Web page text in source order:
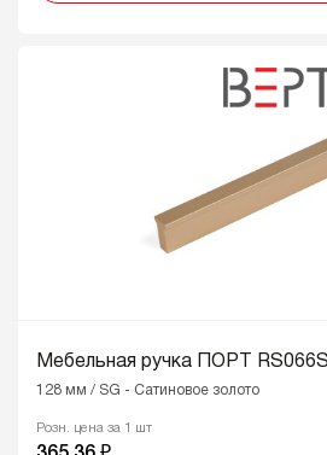
Мебельная ручка ПОРТ
128 мм / SG - Сатиновое золото
Розн. цена за 1 шт